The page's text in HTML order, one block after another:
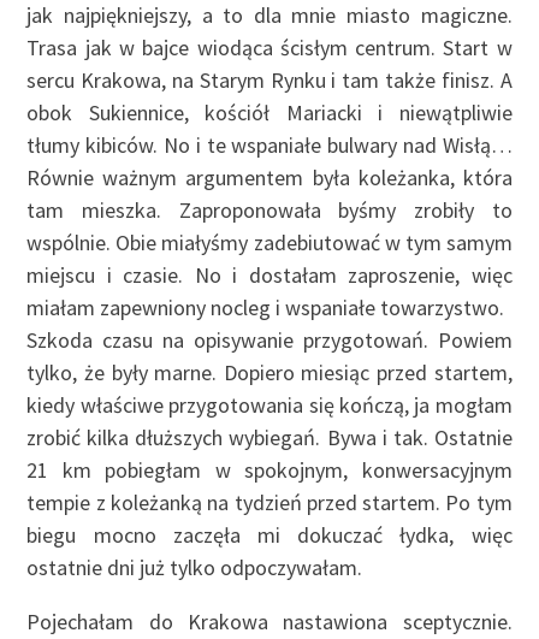
jak najpiękniejszy, a to dla mnie miasto magiczne.
Trasa jak w bajce wiodąca ścisłym centrum. Start w
sercu Krakowa, na Starym Rynku i tam także finisz. A
obok Sukiennice, kościół Mariacki i niewątpliwie
tłumy kibiców. No i te wspaniałe bulwary nad Wisłą…
Równie ważnym argumentem była koleżanka, która
tam mieszka. Zaproponowała byśmy zrobiły to
wspólnie. Obie miałyśmy zadebiutować w tym samym
miejscu i czasie. No i dostałam zaproszenie, więc
miałam zapewniony nocleg i wspaniałe towarzystwo.
Szkoda czasu na opisywanie przygotowań. Powiem
tylko, że były marne. Dopiero miesiąc przed startem,
kiedy właściwe przygotowania się kończą, ja mogłam
zrobić kilka dłuższych wybiegań. Bywa i tak. Ostatnie
21 km pobiegłam w spokojnym, konwersacyjnym
tempie z koleżanką na tydzień przed startem. Po tym
biegu mocno zaczęła mi dokuczać łydka, więc
ostatnie dni już tylko odpoczywałam.
Pojechałam do Krakowa nastawiona sceptycznie.